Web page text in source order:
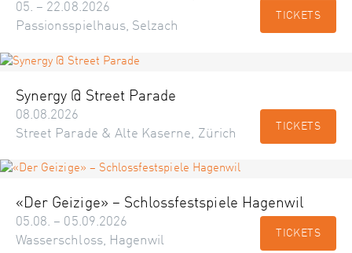
05. – 22.08.2026
Passionsspielhaus, Selzach
TICKETS
Synergy @ Street Parade
08.08.2026
Street Parade & Alte Kaserne, Zürich
TICKETS
«Der Geizige» – Schlossfestspiele Hagenwil
05.08. – 05.09.2026
Wasserschloss, Hagenwil
TICKETS